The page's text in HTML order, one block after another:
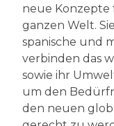
neue Konzepte
ganzen Welt.
spanische und
verbinden das
sowie ihr
um den
den neuen